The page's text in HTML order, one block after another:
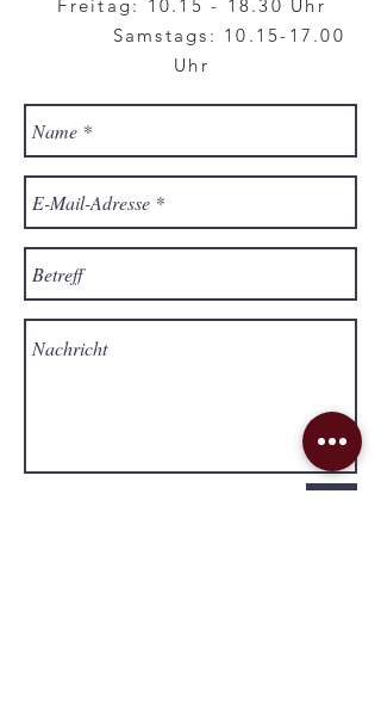
Freitag: 10.15 - 18.30 Uhr
Samstags: 10.15-17.00
Uhr
Send